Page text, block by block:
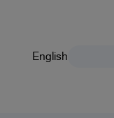
English